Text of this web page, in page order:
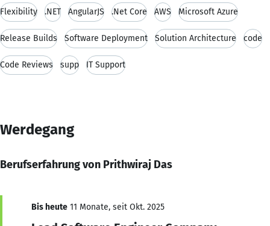
Flexibility .NET AngularJS .Net Core AWS Microsoft Azure
Release Builds Software Deployment Solution Architecture code
Code Reviews supp IT Support
Werdegang
Berufserfahrung von Prithwiraj Das
Bis heute 11 Monate, seit Okt. 2025